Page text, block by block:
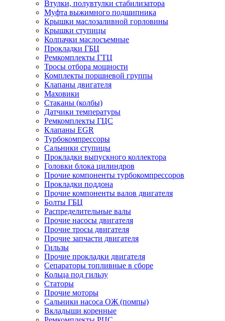
Втулки, полувтулки стабилизатора
Муфта выжимного подшипника
Крышки маслозаливной горловины
Крышки ступицы
Колпачки маслосъемные
Прокладки ГБЦ
Ремкомплекты ГТЦ
Тросы отбора мощности
Комплекты поршневой группы
Клапаны двигателя
Маховики
Стаканы (колбы)
Датчики температуры
Ремкомплекты ГЦС
Клапаны EGR
Турбокомпрессоры
Сальники ступицы
Прокладки выпускного коллектора
Головки блока цилиндров
Прочие компоненты турбокомпрессоров
Прокладки поддона
Прочие компоненты валов двигателя
Болты ГБЦ
Распределительные валы
Прочие насосы двигателя
Прочие тросы двигателя
Прочие запчасти двигателя
Гильзы
Прочие прокладки двигателя
Сепараторы топливные в сборе
Кольца под гильзу
Статоры
Прочие моторы
Сальники насоса ОЖ (помпы)
Вкладыши коренные